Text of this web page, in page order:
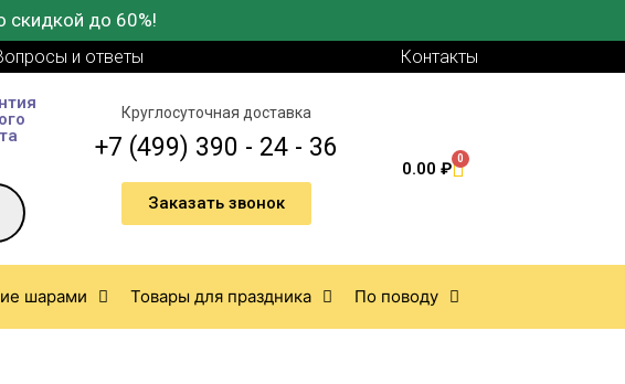
скидкой до 60%!
и ответы Контакты
Круглосуточная доставка
+7 (499) 390 - 24 - 36
Заказать звонок
0.00₽ 0
шарами Товары для праздника По поводу